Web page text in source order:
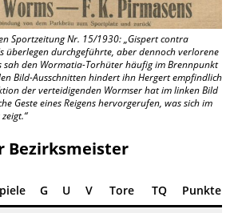
Sportzeitung Nr. 15/1930: „Gispert contra
überlegen durchgeführte, aber dennoch verlorene
sah den Wormatia-Torhüter häufig im Brennpunkt
Bild-Ausschnitten hindert ihn Hergert empfindlich
der verteidigenden Wormser hat im linken Bild
Geste eines Reigens hervorgerufen, was sich im
Bezirksmeister
G U V Tore TQ Punkte